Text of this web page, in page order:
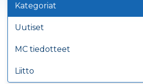
Kategoriat
Uutiset
MC tiedotteet
Liitto